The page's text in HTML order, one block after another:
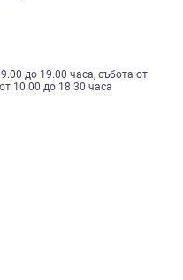
до 19.00 часа, събота от
10.00 до 18.30 часа